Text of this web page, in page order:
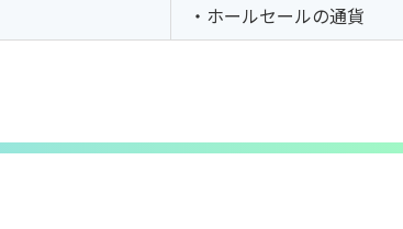
・ホールセールの通貨